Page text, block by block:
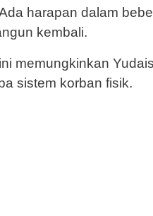
harapan dalam
kembali.
memungkinkan
sistem korban fisik.